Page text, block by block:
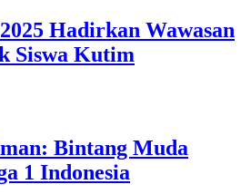
Hadirkan Wawasan
Siswa Kutim
Bintang Muda
1 Indonesia